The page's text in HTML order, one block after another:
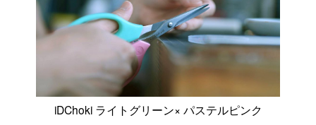
iDChoki ライトグリーン× パステルピンク